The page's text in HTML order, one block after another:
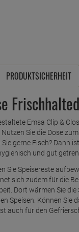
PRODUKTSICHERHEIT
Emsa Clip &
Sie die Dose
gerne Fisch? Dann
und gut
Sie Speisereste
sich zudem für die
Dort wärmen Sie
Speisen. Können Sie
auch für den